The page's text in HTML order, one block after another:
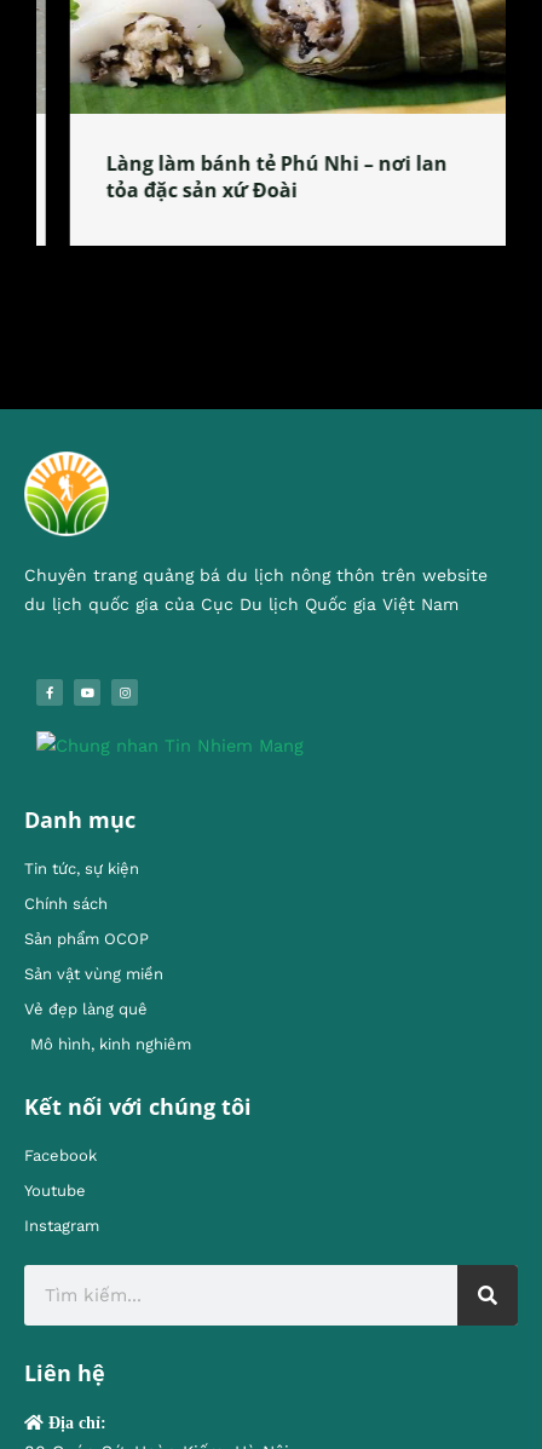
Làng làm bánh tẻ Phú Nhi – nơi lan
tỏa đặc sản xứ Đoài
Chuyên trang quảng bá du lịch nông thôn trên website
du lịch quốc gia của Cục Du lịch Quốc gia Việt Nam
Danh mục
Tin tức, sự kiện
Chính sách
Sản phẩm OCOP
Sản vật vùng miền
Vẻ đẹp làng quê
Mô hình, kinh nghiêm
Kết nối với chúng tôi
Facebook
Youtube
Instagram
Liên hệ
Địa chỉ: